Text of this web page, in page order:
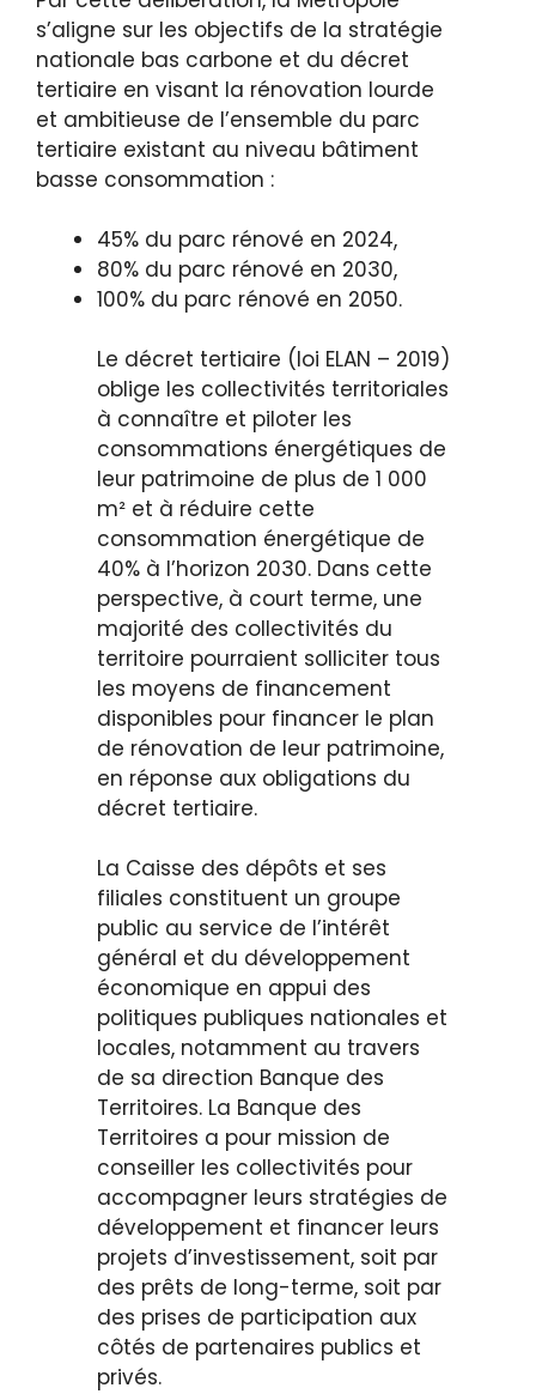
s’aligne sur les objectifs de la stratégie
nationale bas carbone et du décret
tertiaire en visant la rénovation lourde
et ambitieuse de l’ensemble du parc
tertiaire existant au niveau bâtiment
basse consommation :
45% du parc rénové en 2024,
80% du parc rénové en 2030,
100% du parc rénové en 2050.
Le décret tertiaire (loi ELAN – 2019)
oblige les collectivités territoriales
à connaître et piloter les
consommations énergétiques de
leur patrimoine de plus de 1 000
m² et à réduire cette
consommation énergétique de
40% à l’horizon 2030. Dans cette
perspective, à court terme, une
majorité des collectivités du
territoire pourraient solliciter tous
les moyens de financement
disponibles pour financer le plan
de rénovation de leur patrimoine,
en réponse aux obligations du
décret tertiaire.
La Caisse des dépôts et ses
filiales constituent un groupe
public au service de l’intérêt
général et du développement
économique en appui des
politiques publiques nationales et
locales, notamment au travers
de sa direction Banque des
Territoires. La Banque des
Territoires a pour mission de
conseiller les collectivités pour
accompagner leurs stratégies de
développement et financer leurs
projets d’investissement, soit par
des prêts de long-terme, soit par
des prises de participation aux
côtés de partenaires publics et
privés.